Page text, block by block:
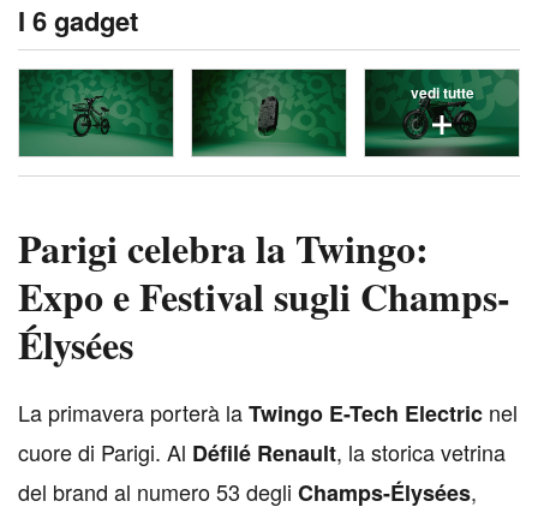
I 6 gadget
vedi tutte
Parigi celebra la Twingo:
Expo e Festival sugli Champs-
Élysées
La primavera porterà laTwingo E-Tech Electric nel
cuore di Parigi. Al Défilé Renault, la storica vetrina
del brand al numero 53 degli Champs-Élysées,